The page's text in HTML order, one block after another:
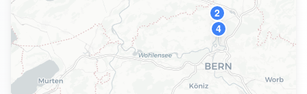
2
4